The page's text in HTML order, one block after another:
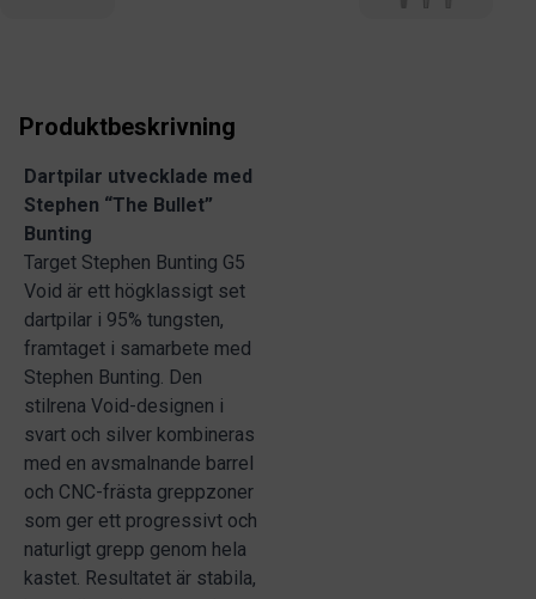
Produktbeskrivning
Dartpilar utvecklade med
Stephen “The Bullet”
Bunting
Target Stephen Bunting G5
Void är ett högklassigt set
dartpilar i 95% tungsten,
framtaget i samarbete med
Stephen Bunting. Den
stilrena Void-designen i
svart och silver kombineras
med en avsmalnande barrel
och CNC-frästa greppzoner
som ger ett progressivt och
naturligt grepp genom hela
kastet. Resultatet är stabila,